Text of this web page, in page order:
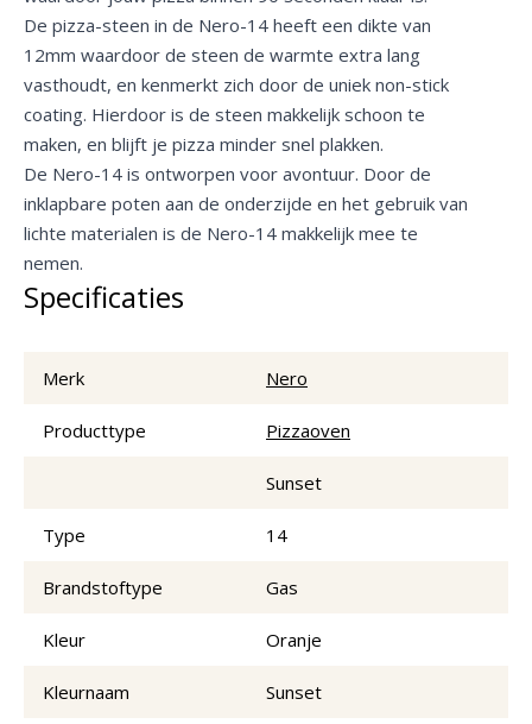
De pizza-steen in de Nero-14 heeft een dikte van
12mm waardoor de steen de warmte extra lang
vasthoudt, en kenmerkt zich door de uniek non-stick
coating. Hierdoor is de steen makkelijk schoon te
maken, en blijft je pizza minder snel plakken.
De Nero-14 is ontworpen voor avontuur. Door de
inklapbare poten aan de onderzijde en het gebruik van
lichte materialen is de Nero-14 makkelijk mee te
nemen.
Specificaties
Merk Nero
Producttype Pizzaoven
Sunset
Type 14
Brandstoftype Gas
Kleur Oranje
Kleurnaam Sunset